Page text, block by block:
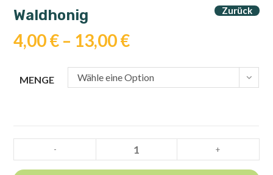
Zurück
Waldhonig
4,00€ – 13,00€
MENGE Wähle eine Option
Menge
- +